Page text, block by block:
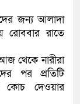
জন্য আলাদা
রোববার রাতে
থেকে নারীরা
পর প্রতিটি
কোচ দেওয়ার